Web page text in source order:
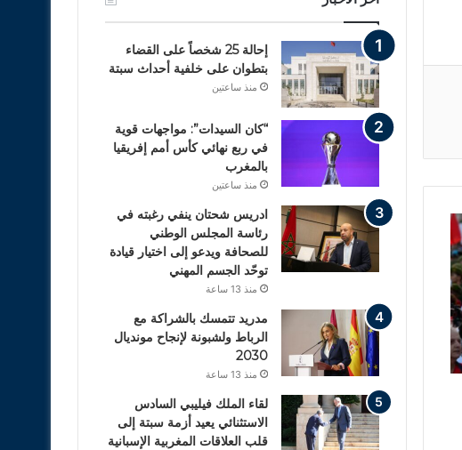
إحالة 25 شخصاً على القضاء
بتطوان على خلفية أحداث سبتة
منذ ساعتين
“كان السيدات”: مواجهات قوية
في ربع نهائي كأس أمم إفريقيا
بالمغرب
منذ ساعتين
ادريس شحتان ينفي رغبته في
رئاسة المجلس الوطني
للصحافة ويدعو إلى اختيار قيادة
توحّد الجسم المهني
منذ 13 ساعة
مدريد تتمسك بالشراكة مع
الرباط ولشبونة لإنجاح مونديال
2030
منذ 13 ساعة
لقاء الملك فيليبي السادس
الاستثنائي يعيد أزمة سبتة إلى
قلب العلاقات المغربية الإسبانية